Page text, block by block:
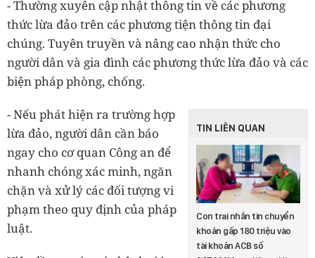
- Thường xuyên cập nhật thông tin về các phương
thức lừa đảo trên các phương tiện thông tin đại
chúng. Tuyên truyền và nâng cao nhận thức cho
người dân và gia đình các phương thức lừa đảo và các
biện pháp phòng, chống.
TIN LIÊN QUAN
Con trai nhắn tin chuyển
khoản gấp 180 triệu vào
tài khoản ACB số
- Nếu phát hiện ra trường hợp
lừa đảo, người dân cần báo
ngay cho cơ quan Công an để
nhanh chóng xác minh, ngăn
chặn và xử lý các đối tượng vi
phạm theo quy định của pháp
luật.